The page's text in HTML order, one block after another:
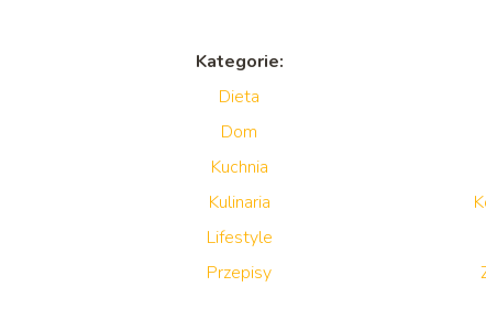
Kategorie:
Dieta
Dom
Kuchnia
Kulinaria
Lifestyle
Przepisy